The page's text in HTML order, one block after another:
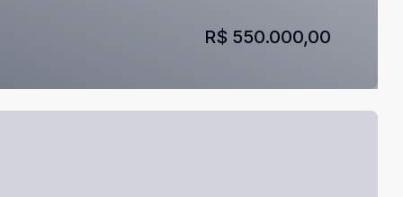
R$ 550.000,00